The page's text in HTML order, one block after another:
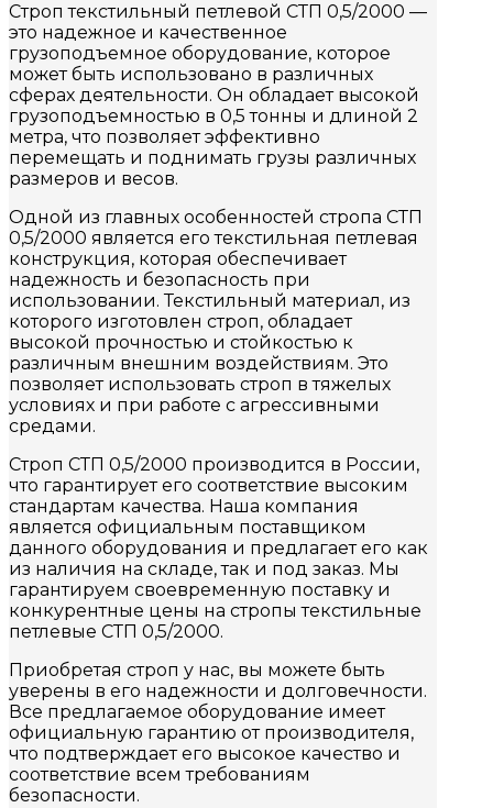
Строп текстильный петлевой СТП 0,5/2000 —
это надежное и качественное
грузоподъемное оборудование, которое
может быть использовано в различных
сферах деятельности. Он обладает высокой
грузоподъемностью в 0,5 тонны и длиной 2
метра, что позволяет эффективно
перемещать и поднимать грузы различных
размеров и весов.
Одной из главных особенностей стропа СТП
0,5/2000 является его текстильная петлевая
конструкция, которая обеспечивает
надежность и безопасность при
использовании. Текстильный материал, из
которого изготовлен строп, обладает
высокой прочностью и стойкостью к
различным внешним воздействиям. Это
позволяет использовать строп в тяжелых
условиях и при работе с агрессивными
средами.
Строп СТП 0,5/2000 производится в России,
что гарантирует его соответствие высоким
стандартам качества. Наша компания
является официальным поставщиком
данного оборудования и предлагает его как
из наличия на складе, так и под заказ. Мы
гарантируем своевременную поставку и
конкурентные цены на стропы текстильные
петлевые СТП 0,5/2000.
Приобретая строп у нас, вы можете быть
уверены в его надежности и долговечности.
Все предлагаемое оборудование имеет
официальную гарантию от производителя,
что подтверждает его высокое качество и
соответствие всем требованиям
безопасности.